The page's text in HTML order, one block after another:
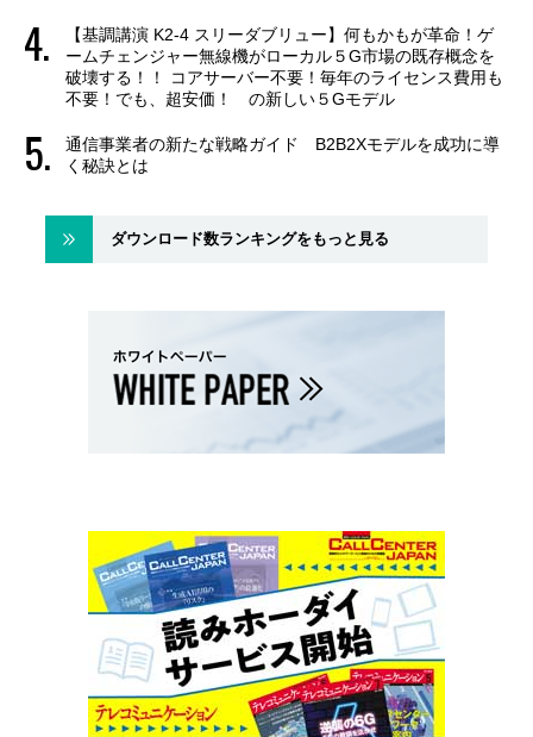
【基調講演 K2-4 スリーダブリュー】何もかもが革命！ゲ
ームチェンジャー無線機がローカル５G市場の既存概念を
破壊する！！ コアサーバー不要！毎年のライセンス費用も
不要！でも、超安価！ の新しい５Gモデル
通信事業者の新たな戦略ガイド B2B2Xモデルを成功に導
く秘訣とは
ダウンロード数ランキングをもっと見る